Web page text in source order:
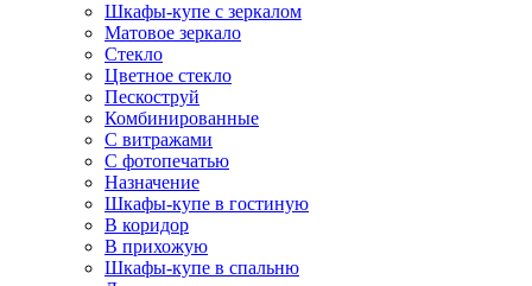
Шкафы-купе с зеркалом
Матовое зеркало
Стекло
Цветное стекло
Пескоструй
Комбинированные
С витражами
С фотопечатью
Назначение
Шкафы-купе в гостиную
В коридор
В прихожую
Шкафы-купе в спальню